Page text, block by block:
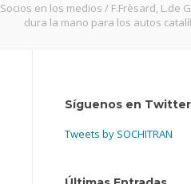
Socios en los medios / F.Frèsard, L.de
dura la mano para los autos
Síguenos en Twitter
Tweets by SOCHITRAN